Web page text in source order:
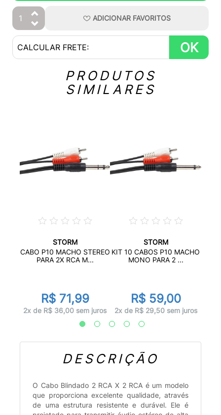
ADICIONAR FAVORITOS
OK
PRODUTOS
SIMILARES
STORM
CABO P10 MACHO STEREO
PARA 2X RCA M...
R$ 71,99
2x de R$ 36,00 sem juros
STORM
KIT 10 CABOS P10 MACHO
MONO PARA 2 ...
R$ 59,00
2x de R$ 29,50 sem juros
DESCRIÇÃO
O Cabo Blindado 2 RCA X 2 RCA é um modelo
que proporciona excelente qualidade, através
de uma estrutura resistente e durável. Ele é